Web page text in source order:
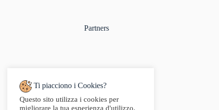
Partners
Indirizzo:
Ti piacciono i Cookies?
Questo sito utilizza i cookies per
migliorare la tua esperienza d'utilizzo.